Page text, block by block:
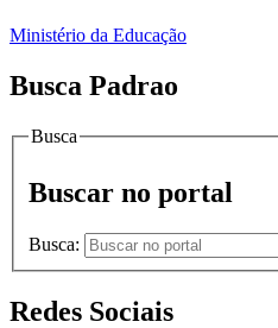
Ministério da Educação
Busca Padrao
Busca
Buscar no portal
Busca:
Redes Sociais